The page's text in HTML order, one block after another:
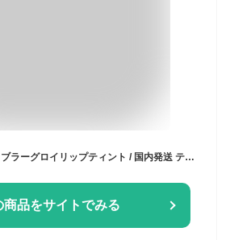
【平日発送】ディント ブラーグロイリップティント / 国内発送 ティント リップ Dinto 韓国コスメ イエベ ブルベ 大人気
商品をサイトでみる